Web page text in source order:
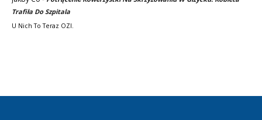
Trafiła Do Szpitala
U Nich To Teraz OZI.